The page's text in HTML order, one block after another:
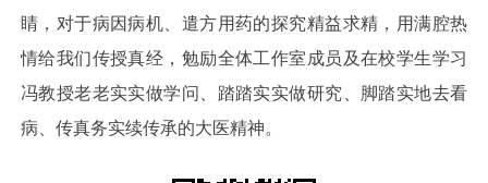
睛，对于病因病机、遣方用药的探究精益求精，用满腔热
情给我们传授真经，勉励全体工作室成员及在校学生学习
冯教授老老实实做学问、踏踏实实做研究、脚踏实地去看
病、传真务实续传承的大医精神。